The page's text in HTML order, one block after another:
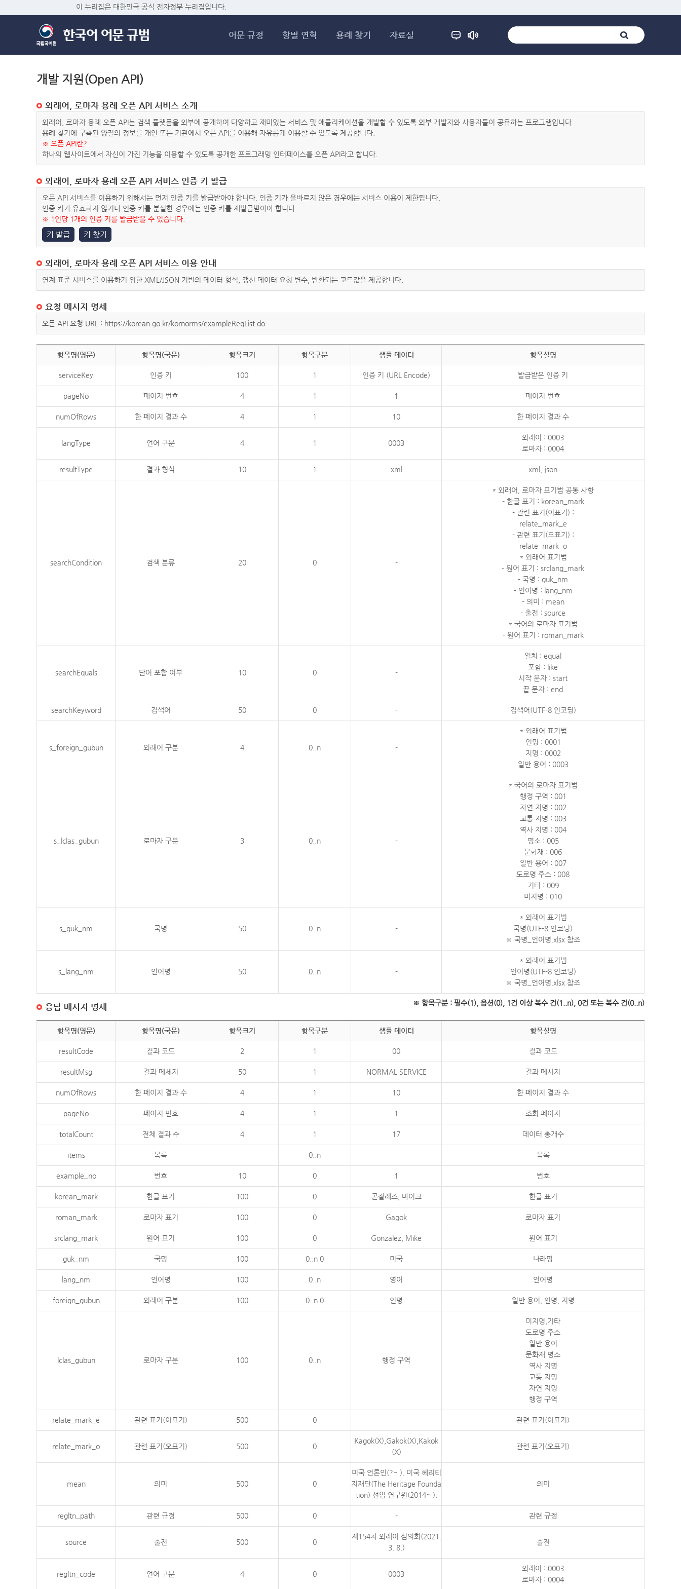
이 누리집은 대한민국 공식 전자정부 누리집입니다.
어문 규정 항별 연혁 용례 찾기 자료실
개발 지원(Open API)
외래어, 로마자 용례 오픈 API 서비스 소개
외래어, 로마자 용례 오픈 API는 검색 플랫폼을 외부에 공개하여 다양하고 재미있는 서비스 및 애플리케이션을 개발할 수 있도록 외부 개발자와 사용자들이 공유하는 프로그램입니다.
용례 찾기에 구축된 양질의 정보를 개인 또는 기관에서 오픈 API를 이용해 자유롭게 이용할 수 있도록 제공합니다.
※ 오픈 API란?
하나의 웹사이트에서 자신이 가진 기능을 이용할 수 있도록 공개한 프로그래밍 인터페이스를 오픈 API라고 합니다.
외래어, 로마자 용례 오픈 API 서비스 인증 키 발급
오픈 API 서비스를 이용하기 위해서는 먼저 인증 키를 발급받아야 합니다. 인증 키가 올바르지 않은 경우에는 서비스 이용이 제한됩니다.
인증 키가 유효하지 않거나 인증 키를 분실한 경우에는 인증 키를 재발급받아야 합니다.
※ 1인당 1개의 인증 키를 발급받을 수 있습니다.
키 발급 키 찾기
외래어, 로마자 용례 오픈 API 서비스 이용 안내
연계 표준 서비스를 이용하기 위한 XML/JSON 기반의 데이터 형식, 갱신 데이터 요청 변수, 반환되는 코드값을 제공합니다.
요청 메시지 명세
오픈 API 요청 URL : https://korean.go.kr/kornorms/exampleReqList.do
항목명(영문) 항목명(국문) 항목크기 항목구분 샘플 데이터 항목설명
serviceKey 인증 키 100 1 인증 키 (URL Encode) 발급받은 인증 키
pageNo 페이지 번호 4 1 1 페이지 번호
numOfRows 한 페이지 결과 수 4 1 10 한 페이지 결과 수
langType 언어 구분 4 1 0003
외래어 : 0003
로마자 : 0004
resultType 결과 형식 10 1 xml xml, json
searchCondition 검색 분류 20 0 -
* 외래어, 로마자 표기법 공통 사항
- 한글 표기 : korean_mark
- 관련 표기(이표기) :
relate_mark_e
- 관련 표기(오표기) :
relate_mark_o
* 외래어 표기법
- 원어 표기 : srclang_mark
- 국명 : guk_nm
- 언어명 : lang_nm
- 의미 : mean
- 출전 : source
* 국어의 로마자 표기법
- 원어 표기 : roman_mark
searchEquals 단어 포함 여부 10 0 -
일치 : equal
포함 : like
시작 문자 : start
끝 문자 : end
searchKeyword 검색어 50 0 - 검색어(UTF-8 인코딩)
s_foreign_gubun 외래어 구분 4 0..n -
* 외래어 표기법
인명 : 0001
지명 : 0002
일반 용어 : 0003
s_lclas_gubun 로마자 구분 3 0..n -
* 국어의 로마자 표기법
행정 구역 : 001
자연 지명 : 002
교통 지명 : 003
역사 지명 : 004
명소 : 005
문화재 : 006
일반 용어 : 007
도로명 주소 : 008
기타 : 009
미지명 : 010
s_guk_nm 국명 50 0..n -
* 외래어 표기법
국명(UTF-8 인코딩)
※ 국명_언어명.xlsx 참조
s_lang_nm 언어명 50 0..n -
* 외래어 표기법
언어명(UTF-8 인코딩)
※ 국명_언어명.xlsx 참조
※ 항목구분 : 필수(1), 옵션(0), 1건 이상 복수 건(1..n), 0건 또는 복수 건(0..n)
응답 메시지 명세
항목명(영문) 항목명(국문) 항목크기 항목구분 샘플 데이터 항목설명
resultCode 결과 코드 2 1 00 결과 코드
resultMsg 결과 메세지 50 1 NORMAL SERVICE 결과 메시지
numOfRows 한 페이지 결과 수 4 1 10 한 페이지 결과 수
pageNo 페이지 번호 4 1 1 조회 페이지
totalCount 전체 결과 수 4 1 17 데이터 총개수
items 목록 - 0..n - 목록
example_no 번호 10 0 1 번호
korean_mark 한글 표기 100 0 곤잘레즈, 마이크 한글 표기
roman_mark 로마자 표기 100 0 Gagok 로마자 표기
srclang_mark 원어 표기 100 0 Gonzalez, Mike 원어 표기
guk_nm 국명 100 0..n 0 미국 나라명
lang_nm 언어명 100 0..n 영어 언어명
foreign_gubun 외래어 구분 100 0..n 0 인명 일반 용어, 인명, 지명
lclas_gubun 로마자 구분 100 0..n 행정 구역
미지명,기타
도로명 주소
일반 용어
문화재 명소
역사 지명
교통 지명
자연 지명
행정 구역
relate_mark_e 관련 표기(이표기) 500 0 - 관련 표기(이표기)
relate_mark_o 관련 표기(오표기) 500 0
Kagok(X),Gakok(X),Kakok
(X)
관련 표기(오표기)
mean 의미 500 0
미국 언론인(?~ ). 미국 헤리티
지재단(The Heritage Founda
tion) 선임 연구원(2014~ ).
의미
regltn_path 관련 규정 500 0 - 관련 규정
source 출전 500 0
제154차 외래어 심의회(2021.
3. 8.)
출전
regltn_code 언어 구분 4 0 0003
외래어 : 0003
로마자 : 0004